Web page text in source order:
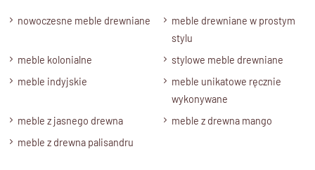
nowoczesne meble drewniane
meble drewniane w prostym
stylu
meble kolonialne
stylowe meble drewniane
meble indyjskie
meble unikatowe ręcznie
wykonywane
meble z jasnego drewna
meble z drewna mango
meble z drewna palisandru